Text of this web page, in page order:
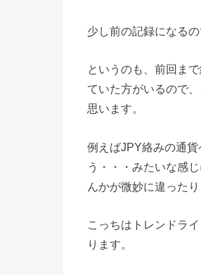
少し前の記録になる
というのも、前回ま
ていた方がいるので
思います。
例えばJPY絡みの通
う・・・みたいな感
んかが微妙に違った
こっちはトレンドラ
ります。